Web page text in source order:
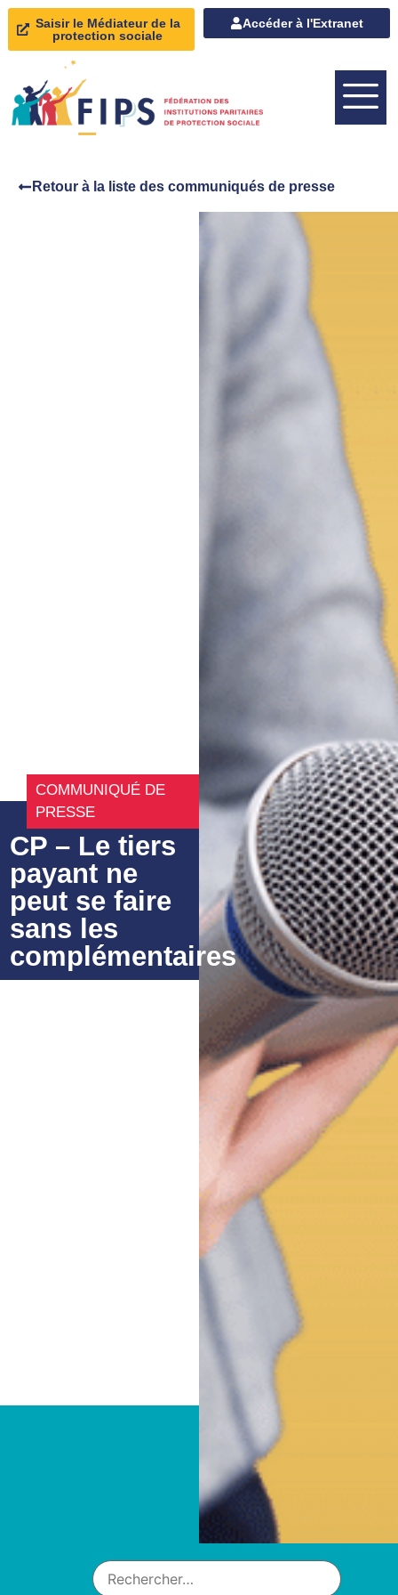
Saisir le Médiateur de la
protection sociale
Accéder à l'Extranet
Retour à la liste des communiqués de presse
COMMUNIQUÉ DE
PRESSE
CP – Le tiers
payant ne
peut se faire
sans les
complémentaires